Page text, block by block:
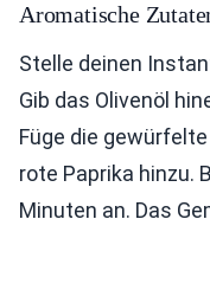
Aromatische
Stelle deinen
Gib das Olivenöl
Füge die
rote Paprika hinzu.
Minuten an. Das